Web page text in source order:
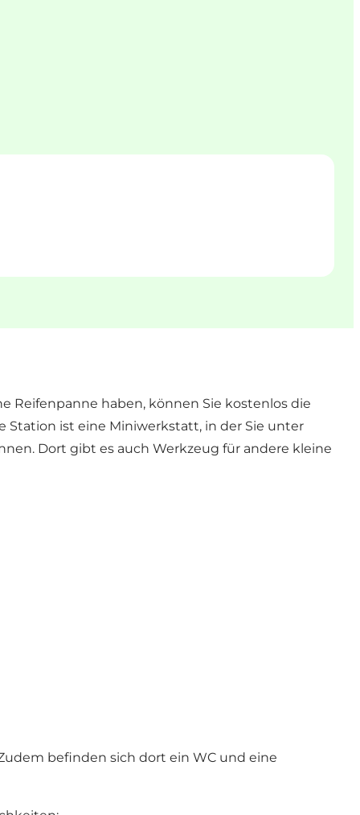
Reifenpanne haben, können Sie kostenlos die
Station ist eine Miniwerkstatt, in der Sie unter
Dort gibt es auch Werkzeug für andere kleine
befinden sich dort ein WC und eine